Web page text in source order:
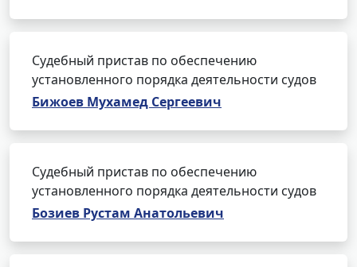
Судебный пристав по обеспечению
установленного порядка деятельности судов
Бижоев Мухамед Сергеевич
Судебный пристав по обеспечению
установленного порядка деятельности судов
Бозиев Рустам Анатольевич